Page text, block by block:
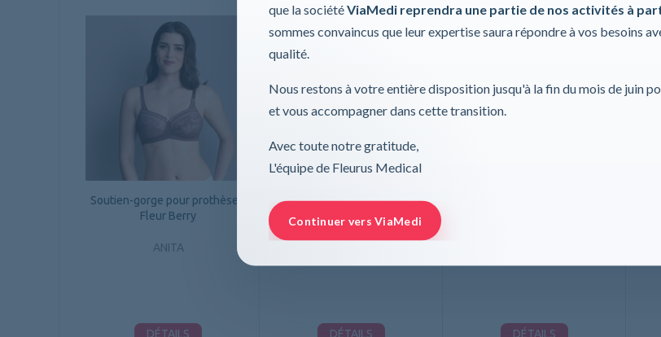
que la sociétéViaMedi reprendra une partie de nos activités à
sommes convaincus que leur expertise saura répondre à vos besoins
qualité.
Nous restons à votre entière disposition jusqu'à la fin du mois de juin
et vous accompagner dans cette transition.
Avec toute notre gratitude,
L'équipe de Fleurus Medical
Continuer vers ViaMedi
Soutien-gorge pour prothèses,
Fleur Berry
ANITA
DÉTAILS
Soutien-gorge pour prothèses,
Fleur Anthracite
DÉTAILS DÉTAILS